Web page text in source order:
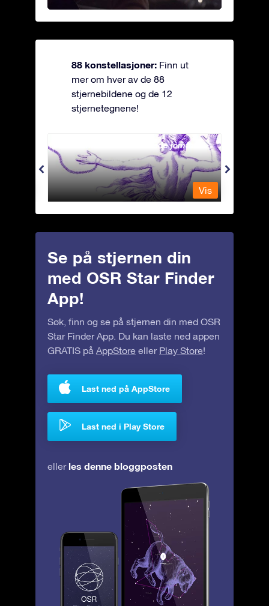
88 konstellasjoner: Finn ut
mer om hver av de 88
stjernebildene og de 12
stjernetegnene!
Andromeda - Den lenkede jomfrua
Vis
Se på stjernen din
med OSR Star Finder
App!
Søk, finn og se på stjernen din med OSR
Star Finder App. Du kan laste ned appen
GRATIS på AppStore eller Play Store!
Last ned på AppStore
Last ned i Play Store
eller les denne bloggposten